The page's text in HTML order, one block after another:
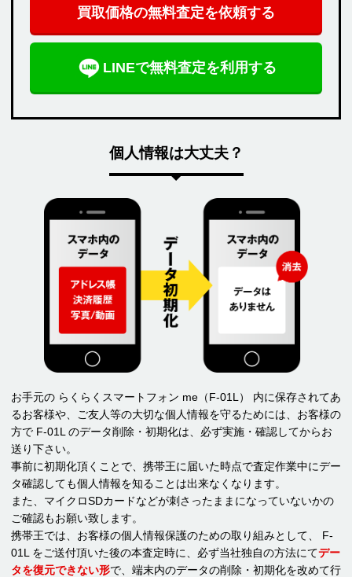
買取価格の無料査定を依頼する
LINEで無料査定を利用する
個人情報は大丈夫？
お手元の らくらくスマートフォン me（F-01L） 内に保存されてあ
るお客様や、ご友人等の大切な個人情報を守るためには、お客様の
方で F-01L のデータ削除・初期化は、必ず実施・確認してからお
送り下さい。
事前に初期化頂くことで、携帯王に届いた時点で査定作業中にデー
タ確認しても個人情報を知ることは出来なくなります。
また、マイクロSDカードなどが刺さったままになっていないかの
ご確認もお願い致します。
携帯王では、お客様の個人情報保護のための取り組みとして、 F-
01L をご送付頂いた後の本査定時に、必ず当社独自の方法にてデー
タを復元できない形で、端末内のデータの削除・初期化を改めて行